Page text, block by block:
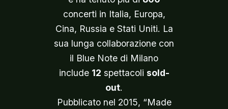
concerti in Italia, Europa,
Cina, Russia e Stati Uniti. La
sua lunga collaborazione con
il Blue Note di Milano
include 12 spettacoli sold-
out.
Pubblicato nel 2015, “Made